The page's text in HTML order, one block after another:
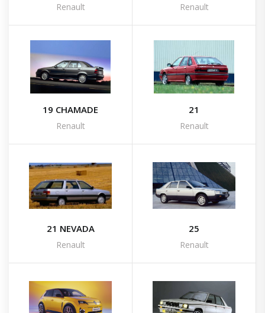
Renault Renault
19 CHAMADE
Renault
21
Renault
21 NEVADA
Renault
25
Renault